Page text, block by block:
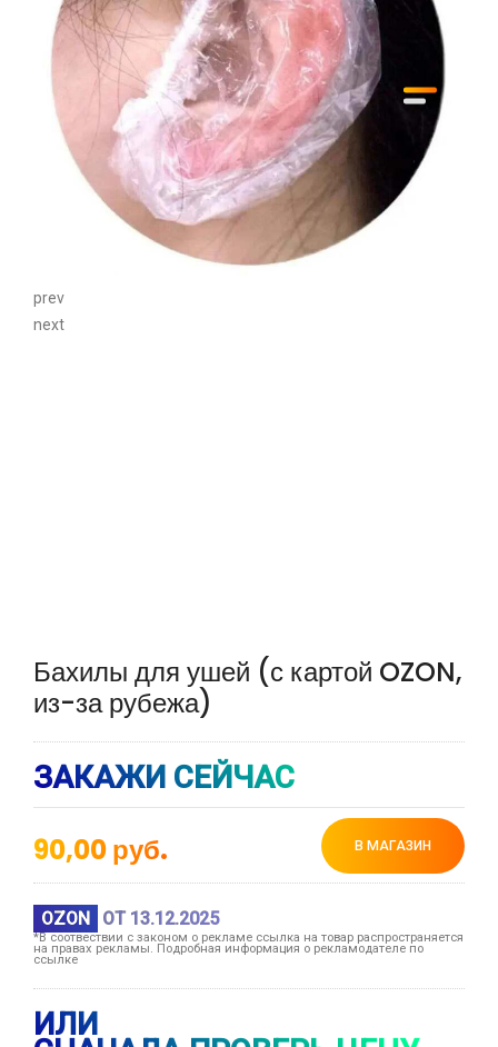
prev
next
Бахилы для ушей (с картой OZON,
из-за рубежа)
ЗАКАЖИ СЕЙЧАС
90,00руб. В МАГАЗИН
OZON ОТ 13.12.2025
*В соотвествии с законом о рекламе ссылка на товар распространяется
на правах рекламы. Подробная информация о рекламодателе по
ссылке
ИЛИ